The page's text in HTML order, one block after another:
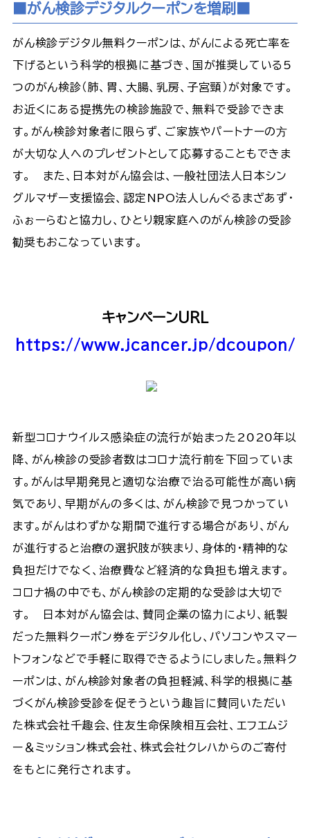
■がん検診デジタルクーポンを増刷■
がん検診デジタル無料クーポンは、がんによる死亡率を
下げるという科学的根拠に基づき、国が推奨している5
つのがん検診（肺、胃、大腸、乳房、子宮頸）が対象です。
お近くにある提携先の検診施設で、無料で受診できま
す。がん検診対象者に限らず、ご家族やパートナーの⽅
が⼤切な⼈へのプレゼントとして応募することもできま
す。 また、日本対がん協会は、⼀般社団法人日本シン
グルマザー支援協会、認定NPO法人しんぐるまざあず・
ふぉーらむと協力し、ひとり親家庭へのがん検診の受診
勧奨もおこなっています。
キャンペーンURL
https://www.jcancer.jp/dcoupon/
新型コロナウイルス感染症の流行が始まった2020年以
降、がん検診の受診者数はコロナ流行前を下回っていま
す。がんは早期発見と適切な治療で治る可能性が高い病
気であり、早期がんの多くは、がん検診で見つかってい
ます。がんはわずかな期間で進行する場合があり、がん
が進行すると治療の選択肢が狭まり、身体的・精神的な
負担だけでなく、治療費など経済的な負担も増えます。
コロナ禍の中でも、がん検診の定期的な受診は大切で
す。 日本対がん協会は、賛同企業の協⼒により、紙製
だった無料クーポン券をデジタル化し、パソコンやスマー
トフォンなどで手軽に取得できるようにしました。無料ク
ーポンは、がん検診対象者の負担軽減、科学的根拠に基
づくがん検診受診を促そうという趣旨に賛同いただい
た株式会社千趣会、住友生命保険相互会社、エフエムジ
ー＆ミッション株式会社、株式会社クレハからのご寄付
をもとに発行されます。